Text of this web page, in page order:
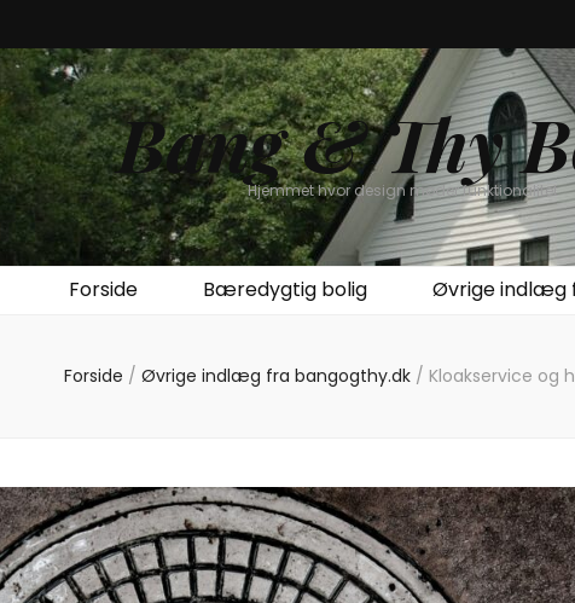
Bang & Thy
Hjemmet hvor design møder funktionalitet
Forside Bæredygtig bolig Øvrige indlæg
Forside / Øvrige indlæg fra bangogthy.dk / Kloakservice og